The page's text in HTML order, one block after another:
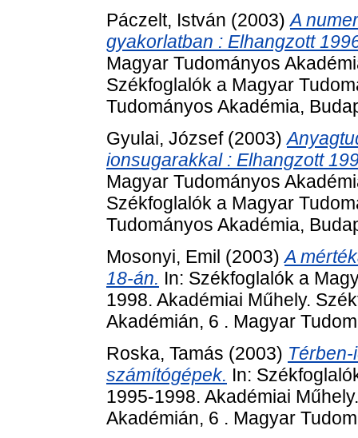
Páczelt, István (2003)A
gyakorlatban : Elhangzott
Magyar Tudományos
Székfoglalók a Magyar
Tudományos Akadémia,
Gyulai, József(2003)
ionsugarakkal : Elhangzott
Magyar Tudományos
Székfoglalók a Magyar
Tudományos Akadémia,
Mosonyi, Emil (2003)A
18-án. In: Székfoglalók a
1998. Akadémiai Műhely.
Akadémián, 6 . Magyar
Roska, Tamás (2003)
számítógépek. In:
1995-1998. Akadémiai
Akadémián, 6 . Magyar